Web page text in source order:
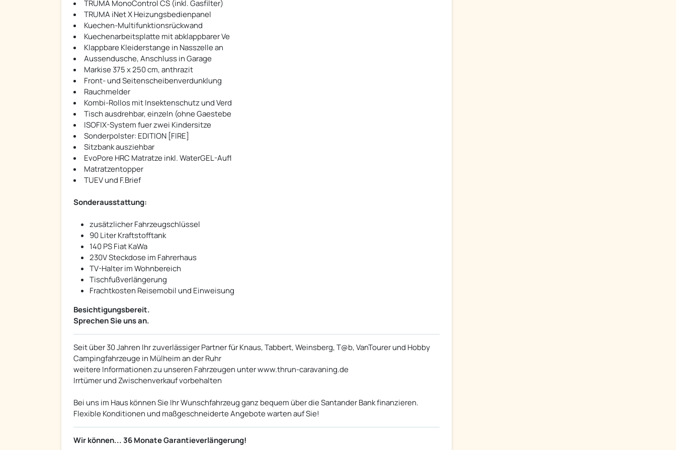
TRUMA MonoControl CS (inkl. Gasfilter)
TRUMA iNet X Heizungsbedienpanel
Kuechen-Multifunktionsrückwand
Kuechenarbeitsplatte mit abklappbarer Ve
Klappbare Kleiderstange in Nasszelle an
Aussendusche, Anschluss in Garage
Markise 375 x 250 cm, anthrazit
Front- und Seitenscheibenverdunklung
Rauchmelder
Kombi-Rollos mit Insektenschutz und Verd
Tisch ausdrehbar, einzeln (ohne Gaestebe
ISOFIX-System fuer zwei Kindersitze
Sonderpolster: EDITION [FIRE]
Sitzbank ausziehbar
EvoPore HRC Matratze inkl. WaterGEL-Aufl
Matratzentopper
TUEV und F.Brief
Sonderausstattung:
zusätzlicher Fahrzeugschlüssel
90 Liter Kraftstofftank
140 PS Fiat KaWa
230V Steckdose im Fahrerhaus
TV-Halter im Wohnbereich
Tischfußverlängerung
Frachtkosten Reisemobil und Einweisung
Besichtigungsbereit.
Sprechen Sie uns an.
Seit über 30 Jahren Ihr zuverlässiger Partner für Knaus, Tabbert, Weinsberg, T@b, VanTourer und Hobby
Campingfahrzeuge in Mülheim an der Ruhr
weitere Informationen zu unseren Fahrzeugen unter www.thrun-caravaning.de
Irrtümer und Zwischenverkauf vorbehalten
Bei uns im Haus können Sie Ihr Wunschfahrzeug ganz bequem über die Santander Bank finanzieren.
Flexible Konditionen und maßgeschneiderte Angebote warten auf Sie!
Wir können... 36 Monate Garantieverlängerung!